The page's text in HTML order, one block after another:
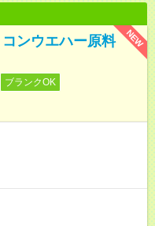
NEW
コンウエハー原料
ブランクOK